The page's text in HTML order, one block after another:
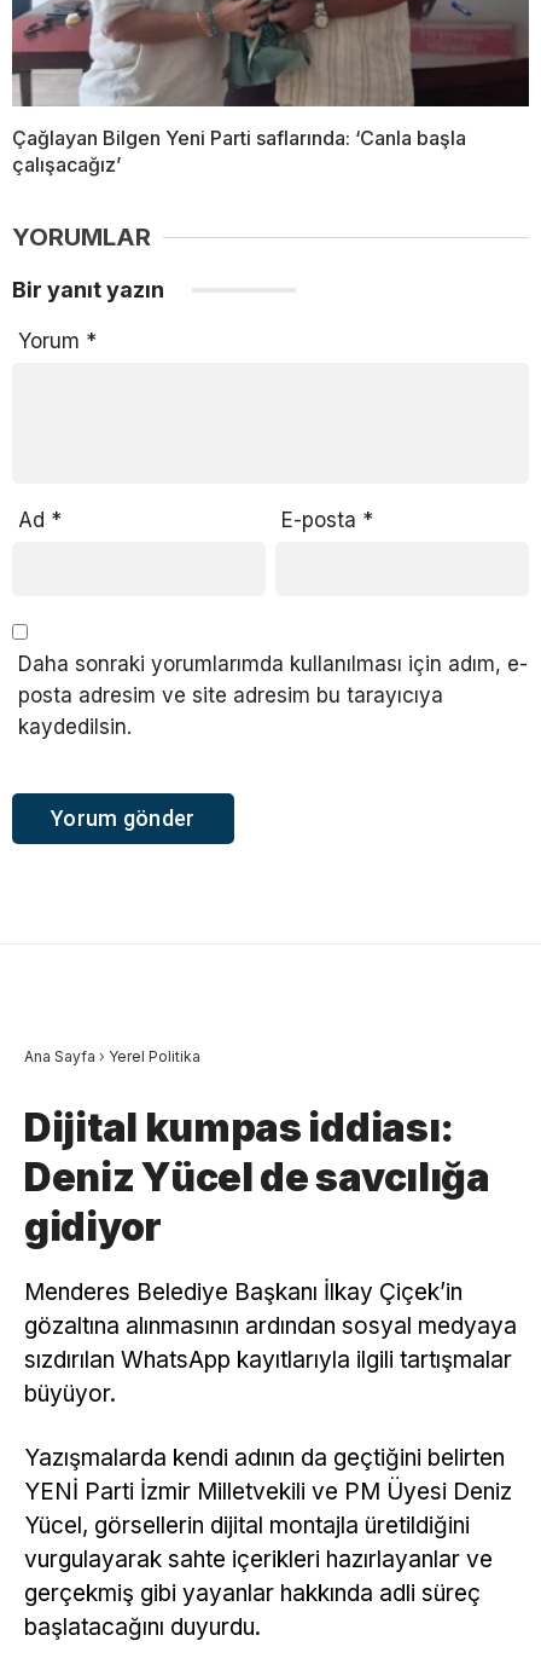
Çağlayan Bilgen Yeni Parti saflarında: ‘Canla başla
çalışacağız’
YORUMLAR
Bir yanıt yazın
Yorum *
Ad * E-posta *
Daha sonraki yorumlarımda kullanılması için adım, e-
posta adresim ve site adresim bu tarayıcıya
kaydedilsin.
Ana Sayfa › Yerel Politika
Dijital kumpas iddiası:
Deniz Yücel de savcılığa
gidiyor
Menderes Belediye Başkanı İlkay Çiçek’in
gözaltına alınmasının ardından sosyal medyaya
sızdırılan WhatsApp kayıtlarıyla ilgili tartışmalar
büyüyor.
Yazışmalarda kendi adının da geçtiğini belirten
YENİ Parti İzmir Milletvekili ve PM Üyesi Deniz
Yücel, görsellerin dijital montajla üretildiğini
vurgulayarak sahte içerikleri hazırlayanlar ve
gerçekmiş gibi yayanlar hakkında adli süreç
başlatacağını duyurdu.